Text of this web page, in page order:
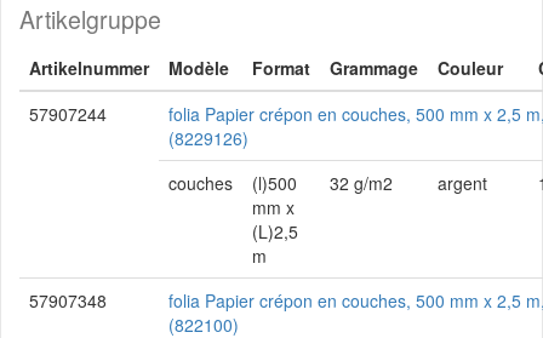
Artikelgruppe
Artikelnummer Modèle Format Grammage Couleur
57907244
folia Papier crépon en couches, 500 mm x 2,5
(8229126)
couches
(l)500
mm x
(L)2,5
m
32 g/m2 argent
57907348
folia Papier crépon en couches, 500 mm x 2,5
(822100)